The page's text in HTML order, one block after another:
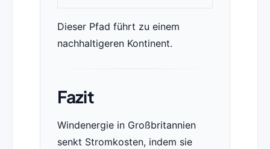
Dieser Pfad führt zu einem
nachhaltigeren Kontinent.
Fazit
Windenergie in Großbritannien
senkt Stromkosten, indem sie